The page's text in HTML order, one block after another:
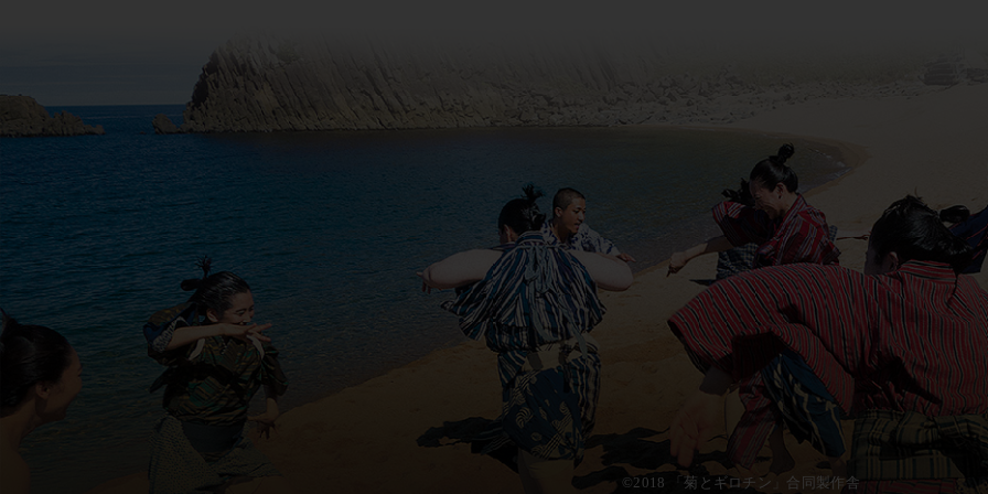
©2018 「菊とギロチン」合同製作舎